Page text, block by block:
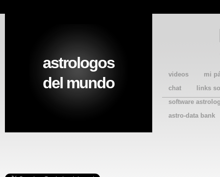
videos
mi
chat
links
software
astro-data bank
astrologos
del mundo